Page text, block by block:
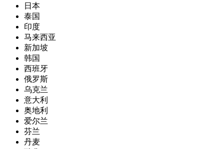
日本
泰国
印度
马来西亚
新加坡
韩国
西班牙
俄罗斯
乌克兰
意大利
奥地利
爱尔兰
芬兰
丹麦